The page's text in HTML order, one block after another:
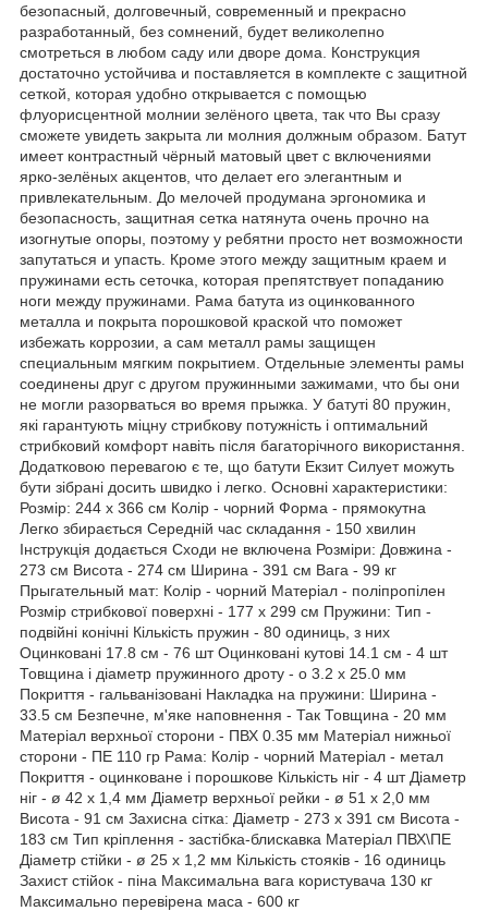
безопасный, долговечный, современный и прекрасно
разработанный, без сомнений, будет великолепно
смотреться в любом саду или дворе дома. Конструкция
достаточно устойчива и поставляется в комплекте с защитной
сеткой, которая удобно открывается с помощью
флуорисцентной молнии зелёного цвета, так что Вы сразу
сможете увидеть закрыта ли молния должным образом. Батут
имеет контрастный чёрный матовый цвет с включениями
ярко-зелёных акцентов, что делает его элегантным и
привлекательным. До мелочей продумана эргономика и
безопасность, защитная сетка натянута очень прочно на
изогнутые опоры, поэтому у ребятни просто нет возможности
запутаться и упасть. Кроме этого между защитным краем и
пружинами есть сеточка, которая препятствует попаданию
ноги между пружинами. Рама батута из оцинкованного
металла и покрыта порошковой краской что поможет
избежать коррозии, а сам металл рамы защищен
специальным мягким покрытием. Отдельные элементы рамы
соединены друг с другом пружинными зажимами, что бы они
не могли разорваться во время прыжка. У батуті 80 пружин,
які гарантують міцну стрибкову потужність і оптимальний
стрибковий комфорт навіть після багаторічного використання.
Додатковою перевагою є те, що батути Екзит Силует можуть
бути зібрані досить швидко і легко. Основні характеристики:
Розмір: 244 х 366 см Колір - чорний Форма - прямокутна
Легко збирається Середній час складання - 150 хвилин
Інструкція додається Сходи не включена Розміри: Довжина -
273 см Висота - 274 см Ширина - 391 см Вага - 99 кг
Прыгательный мат: Колір - чорний Матеріал - поліпропілен
Розмір стрибкової поверхні - 177 х 299 см Пружини: Тип -
подвійні конічні Кількість пружин - 80 одиниць, з них
Оцинковані 17.8 см - 76 шт Оцинковані кутові 14.1 см - 4 шт
Товщина і діаметр пружинного дроту - o 3.2 x 25.0 мм
Покриття - гальванізовані Накладка на пружини: Ширина -
33.5 см Безпечне, м'яке наповнення - Так Товщина - 20 мм
Матеріал верхньої сторони - ПВХ 0.35 мм Матеріал нижньої
сторони - ПЕ 110 гр Рама: Колір - чорний Матеріал - метал
Покриття - оцинковане і порошкове Кількість ніг - 4 шт Діаметр
ніг - ø 42 x 1,4 мм Діаметр верхньої рейки - ø 51 x 2,0 мм
Висота - 91 см Захисна сітка: Діаметр - 273 х 391 см Висота -
183 см Тип кріплення - застібка-блискавка Матеріал ПВХ\ПЕ
Діаметр стійки - ø 25 x 1,2 мм Кількість стояків - 16 одиниць
Захист стійок - піна Максимальна вага користувача 130 кг
Максимально перевірена маса - 600 кг